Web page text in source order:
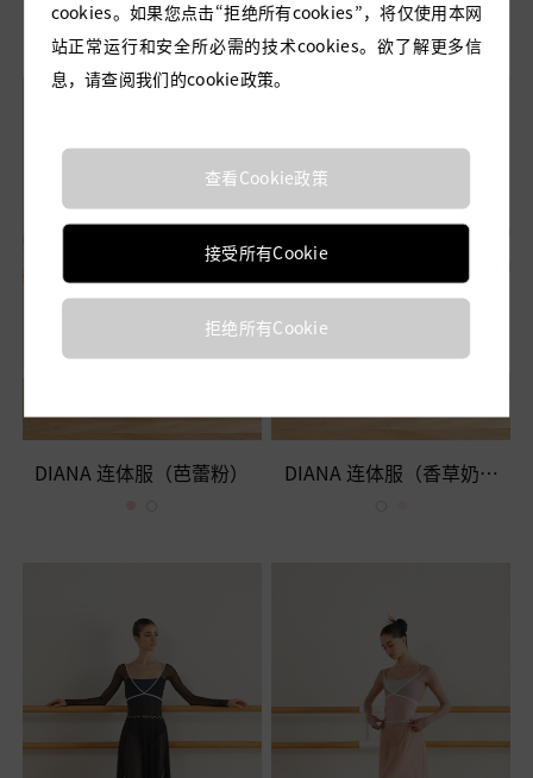
粉）
奶油色）
DIANA 连体服（芭蕾粉）
DIANA 连体服（香草奶油
cookies。如果您点击“拒绝所有cookies”，将仅使用本网
站正常运行和安全所必需的技术cookies。欲了解更多信
息，请查阅我们的cookie政策。
查看Cookie政策
接受所有Cookie
拒绝所有Cookie